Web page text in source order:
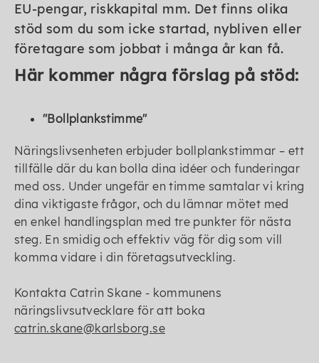
EU-pengar, riskkapital mm. Det finns olika
stöd som du som icke startad, nybliven eller
företagare som jobbat i många år kan få.
Här kommer några förslag på stöd:
"Bollplankstimme"
Näringslivsenheten erbjuder bollplankstimmar – ett
tillfälle där du kan bolla dina idéer och funderingar
med oss. Under ungefär en timme samtalar vi kring
dina viktigaste frågor, och du lämnar mötet med
en enkel handlingsplan med tre punkter för nästa
steg. En smidig och effektiv väg för dig som vill
komma vidare i din företagsutveckling.
Kontakta Catrin Skane - kommunens
näringslivsutvecklare för att boka
catrin.skane@karlsborg.se